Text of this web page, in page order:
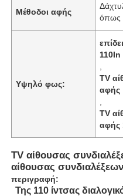
Μέθοδοι αφής
όπως
Υψηλό φως:
110In
TV
αφής
TV
αφής
TV αίθουσας
αίθουσας
περιγραφή:
Της 110 ίντσας